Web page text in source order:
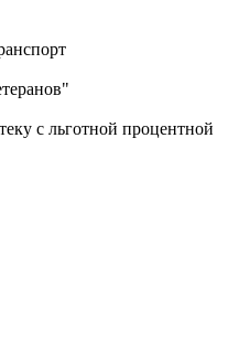
с льготной процентной